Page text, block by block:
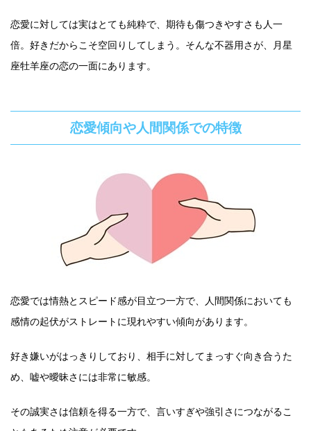
恋愛に対しては実はとても純粋で、期待も傷つきやすさも人一
倍。好きだからこそ空回りしてしまう。そんな不器用さが、月星
座牡羊座の恋の一面にあります。
恋愛傾向や人間関係での特徴
恋愛では情熱とスピード感が目立つ一方で、人間関係においても
感情の起伏がストレートに現れやすい傾向があります。
好き嫌いがはっきりしており、相手に対してまっすぐ向き合うた
め、嘘や曖昧さには非常に敏感。
その誠実さは信頼を得る一方で、言いすぎや強引さにつながるこ